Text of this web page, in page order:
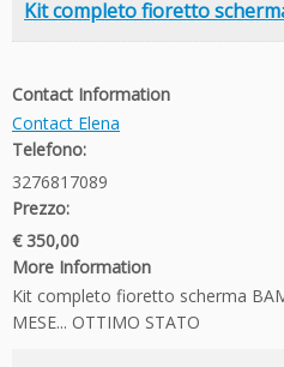
Kit completo fioretto
Contact Information
Contact Elena
Telefono:
3276817089
Prezzo:
€ 350,00
More Information
Kit completo fioretto scherma
MESE... OTTIMO STATO